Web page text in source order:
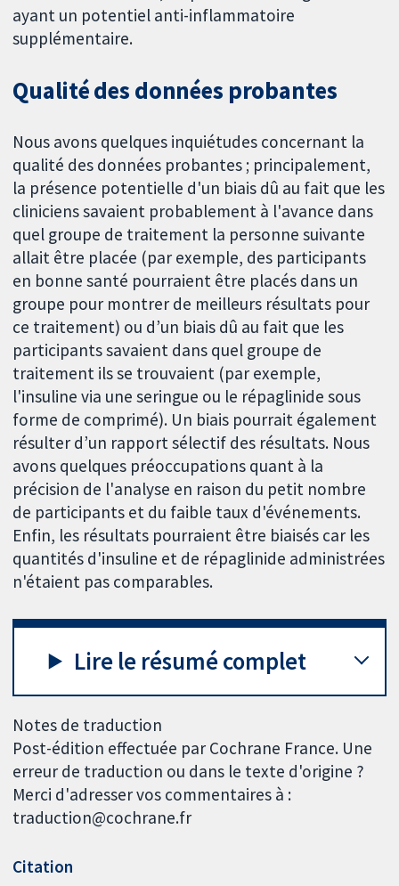
ayant un potentiel anti-inflammatoire
supplémentaire.
Qualité des données probantes
Nous avons quelques inquiétudes concernant la
qualité des données probantes ; principalement,
la présence potentielle d'un biais dû au fait que les
cliniciens savaient probablement à l'avance dans
quel groupe de traitement la personne suivante
allait être placée (par exemple, des participants
en bonne santé pourraient être placés dans un
groupe pour montrer de meilleurs résultats pour
ce traitement) ou d’un biais dû au fait que les
participants savaient dans quel groupe de
traitement ils se trouvaient (par exemple,
l'insuline via une seringue ou le répaglinide sous
forme de comprimé). Un biais pourrait également
résulter d’un rapport sélectif des résultats. Nous
avons quelques préoccupations quant à la
précision de l'analyse en raison du petit nombre
de participants et du faible taux d'événements.
Enfin, les résultats pourraient être biaisés car les
quantités d'insuline et de répaglinide administrées
n'étaient pas comparables.
Lire le résumé complet
Notes de traduction
Post-édition effectuée par Cochrane France. Une
erreur de traduction ou dans le texte d'origine ?
Merci d'adresser vos commentaires à :
traduction@cochrane.fr
Citation